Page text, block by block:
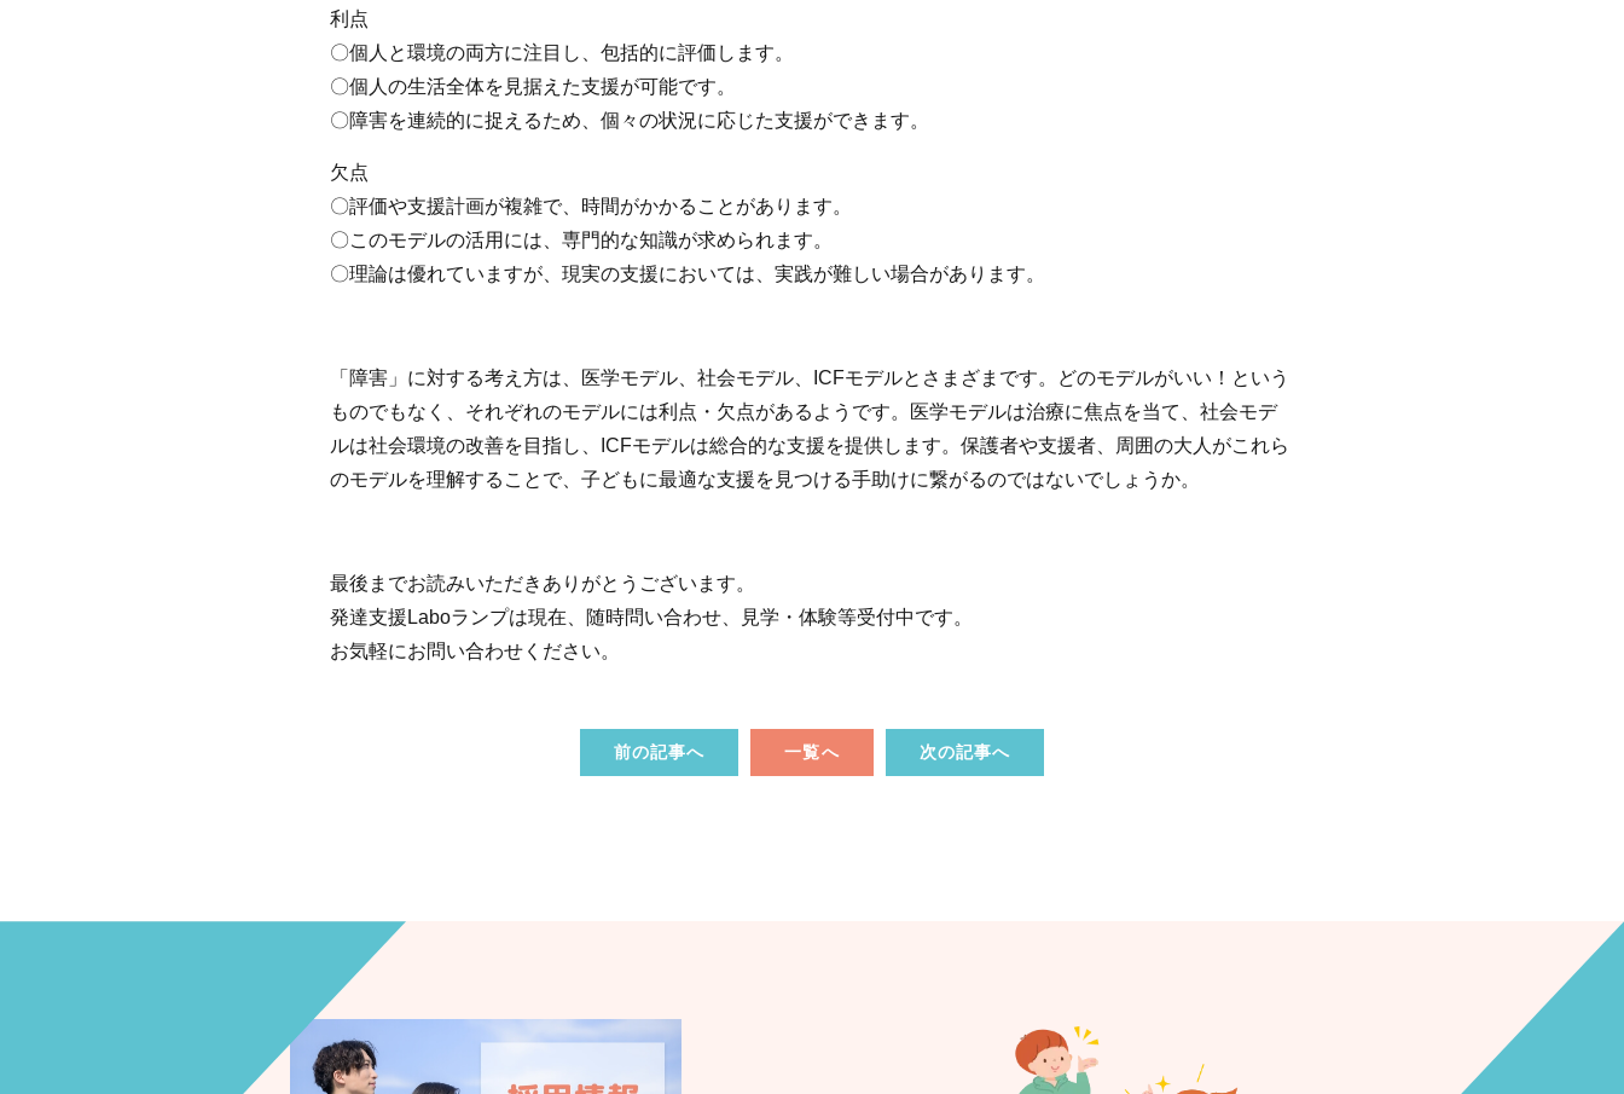
利点
〇個人と環境の両方に注目し、包括的に評価します。
〇個人の生活全体を見据えた支援が可能です。
〇障害を連続的に捉えるため、個々の状況に応じた支援ができます。
欠点
〇評価や支援計画が複雑で、時間がかかることがあります。
〇このモデルの活用には、専門的な知識が求められます。
〇理論は優れていますが、現実の支援においては、実践が難しい場合があります。
「障害」に対する考え方は、医学モデル、社会モデル、ICFモデルとさまざまです。どのモデルがいい！という
ものでもなく、それぞれのモデルには利点・欠点があるようです。医学モデルは治療に焦点を当て、社会モデ
ルは社会環境の改善を目指し、ICFモデルは総合的な支援を提供します。保護者や支援者、周囲の大人がこれら
のモデルを理解することで、子どもに最適な支援を見つける手助けに繋がるのではないでしょうか。
最後までお読みいただきありがとうございます。
発達支援Laboランプは現在、随時問い合わせ、見学・体験等受付中です。
お気軽にお問い合わせください。
前の記事へ 一覧へ 次の記事へ